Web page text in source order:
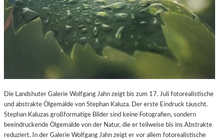
Die Landshuter Galerie Wolfgang Jahn zeigt bis zum 17. Juli fotorealistische
und abstrakte Ölgemälde von Stephan Kaluza. Der erste Eindruck täuscht.
Stephan Kaluzas großformatige Bilder sind keine Fotografien, sondern
beeindruckende Ölgemälde von der Natur, die er teilweise bis ins Abstrakte
reduziert. In der Galerie Wolfgang Jahn zeigt er vor allem fotorealistische